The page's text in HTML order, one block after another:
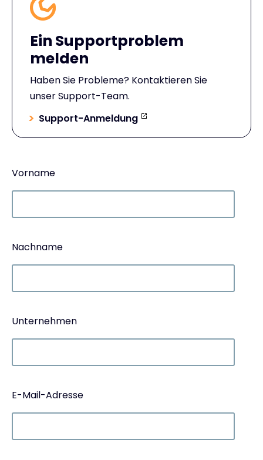
Ein Supportproblem
melden
Haben Sie Probleme? Kontaktieren Sie
unser Support-Team.
Support-Anmeldung
Vorname
Nachname
Unternehmen
E-Mail-Adresse